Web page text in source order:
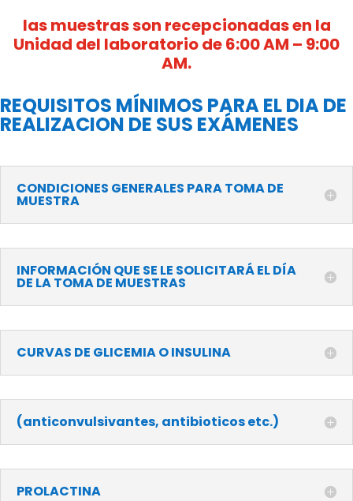
las muestras son recepcionadas en la
Unidad del laboratorio de 6:00 AM – 9:00
AM.
REQUISITOS MÍNIMOS PARA EL DIA DE
REALIZACION DE SUS EXÁMENES
CONDICIONES GENERALES PARA TOMA DE
MUESTRA
INFORMACIÓN QUE SE LE SOLICITARÁ EL DÍA
DE LA TOMA DE MUESTRAS
CURVAS DE GLICEMIA O INSULINA
(anticonvulsivantes, antibioticos etc.)
PROLACTINA